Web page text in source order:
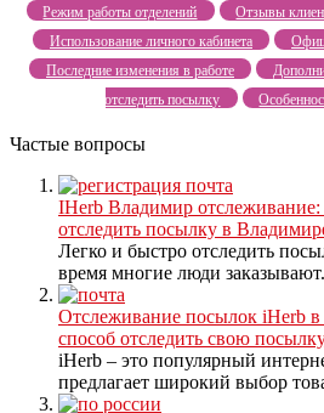
Режим работы отделений Отзывы
Использование личного кабинета
Последние изменения в работе
отследить посылку
Частые вопросы
IHerb Владимир отслеживание:
отследить посылку в
Легко и быстро отследить
время многие люди
Отслеживание посылок iHerb
способ отследить свою
iHerb – это популярный
предлагает широкий выбор